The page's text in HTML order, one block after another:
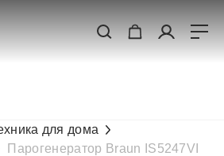
для дома
Парогенератор Braun IS5247VI